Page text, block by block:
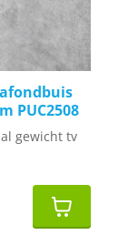
PUC2508
gewicht tv